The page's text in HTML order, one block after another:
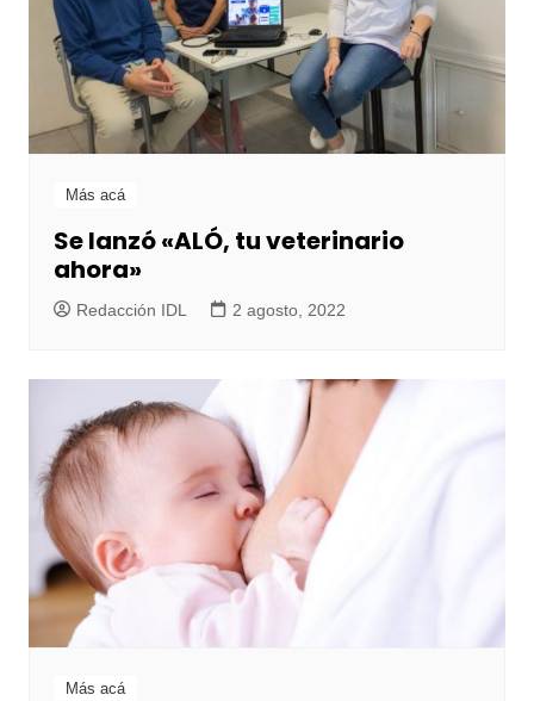
Más acá
Se lanzó «ALÓ, tu veterinario
ahora»
Redacción IDL 2 agosto, 2022
Más acá